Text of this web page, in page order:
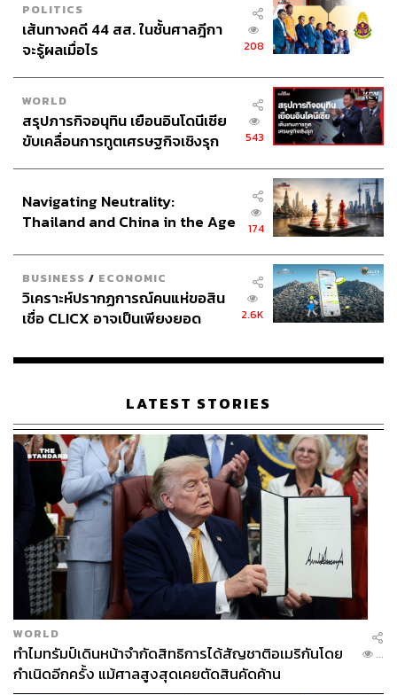
POLITICS
เส้นทางคดี 44 สส. ในชั้นศาลฎีกา
จะรู้ผลเมื่อไร
208
WORLD
สรุปภารกิจอนุทิน เยือนอินโดนีเซีย
ขับเคลื่อนการทูตเศรษฐกิจเชิงรุก
543
Navigating Neutrality:
Thailand and China in the Age
174
BUSINESS / ECONOMIC
วิเคราะห์ปรากฏการณ์คนแห่ขอสิน
เชื่อ CLICX อาจเป็นเพียงยอด
เรือนไทยที่ถูกซุกไว้
2.6K
LATEST STORIES
WORLD
ทำไมทรัมป์เดินหน้าจำกัดสิทธิการได้สัญชาติอเมริกันโดย
กำเนิดอีกครั้ง แม้ศาลสูงสุดเคยตัดสินคัดค้าน
...